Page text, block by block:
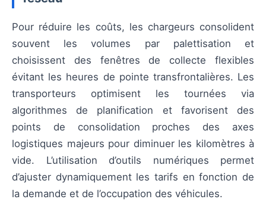
Pour réduire les coûts, les chargeurs consolident
souvent les volumes par palettisation et
choisissent des fenêtres de collecte flexibles
évitant les heures de pointe transfrontalières. Les
transporteurs optimisent les tournées via
algorithmes de planification et favorisent des
points de consolidation proches des axes
logistiques majeurs pour diminuer les kilomètres à
vide. L’utilisation d’outils numériques permet
d’ajuster dynamiquement les tarifs en fonction de
la demande et de l’occupation des véhicules.